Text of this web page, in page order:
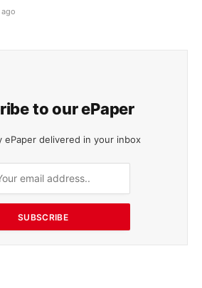
to our ePaper
ePaper delivered in your inbox
SUBSCRIBE